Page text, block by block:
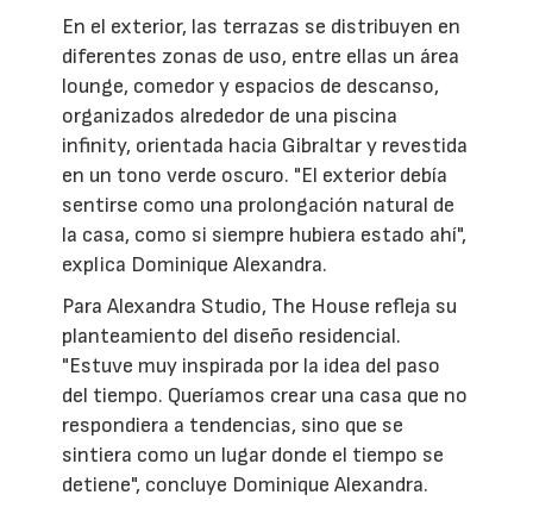
En el exterior, las terrazas se distribuyen en
diferentes zonas de uso, entre ellas un área
lounge, comedor y espacios de descanso,
organizados alrededor de una piscina
infinity, orientada hacia Gibraltar y revestida
en un tono verde oscuro. "El exterior debía
sentirse como una prolongación natural de
la casa, como si siempre hubiera estado ahí",
explica Dominique Alexandra.
Para Alexandra Studio, The House refleja su
planteamiento del diseño residencial.
"Estuve muy inspirada por la idea del paso
del tiempo. Queríamos crear una casa que no
respondiera a tendencias, sino que se
sintiera como un lugar donde el tiempo se
detiene", concluye Dominique Alexandra.